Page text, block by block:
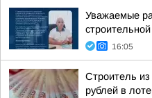
Уважаемые
16:05
Строитель
рублей в